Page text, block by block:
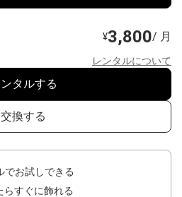
¥3,800/ 月
レンタルについて
タルする
交換する
でお試しできる
らすぐに飾れる